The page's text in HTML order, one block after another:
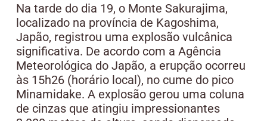
Na tarde do dia 19, o Monte Sakurajima,
localizado na província de Kagoshima,
Japão, registrou uma explosão vulcânica
significativa. De acordo com a Agência
Meteorológica do Japão, a erupção ocorreu
às 15h26 (horário local), no cume do pico
Minamidake. A explosão gerou uma coluna
de cinzas que atingiu impressionantes